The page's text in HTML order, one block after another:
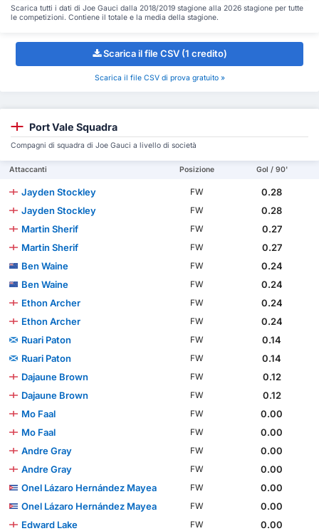
Scarica tutti i dati di Joe Gauci dalla 2018/2019 stagione alla 2026 stagione per tutte
le competizioni. Contiene il totale e la media della stagione.
Scarica il file CSV (1 credito)
Scarica il file CSV di prova gratuito »
Port Vale Squadra
Compagni di squadra di Joe Gauci a livello di società
Attaccanti Posizione Gol / 90'
Jayden Stockley FW
0.28
Jayden Stockley
FW
0.28
Martin Sherif
FW
0.27
Martin Sherif
FW
0.27
Ben Waine
FW
0.24
Ben Waine
FW
0.24
Ethon Archer
FW
0.24
Ethon Archer
FW
0.24
Ruari Paton
FW
0.14
Ruari Paton
FW
0.14
Dajaune Brown
FW
0.12
Dajaune Brown
FW
0.12
Mo Faal
FW
0.00
Mo Faal
FW
0.00
Andre Gray
FW
0.00
Andre Gray
FW
0.00
Onel Lázaro Hernández Mayea
FW
0.00
Onel Lázaro Hernández Mayea
FW
0.00
Edward Lake
FW
0.00